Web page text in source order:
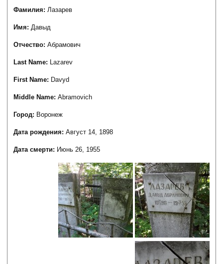
Фамилия:Лазарев
Имя:Давыд
Отчество:Абрамович
Last Name: Lazarev
First Name: Davyd
Middle Name:Abramovich
Город: Воронеж
Дата рождения:Август 14, 1898
Дата смерти: Июнь 26, 1955